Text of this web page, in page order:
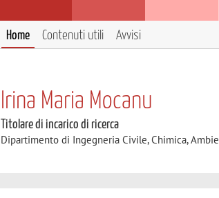
Home Contenuti utili Avvisi
Irina Maria Mocanu
Titolare di incarico di ricerca
Dipartimento di Ingegneria Civile, Chimica,